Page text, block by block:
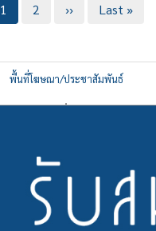
Current
1 Page
2
Next
››
Last
Last »
พื้นที่โฆษณา/ประชาสัมพันธ์